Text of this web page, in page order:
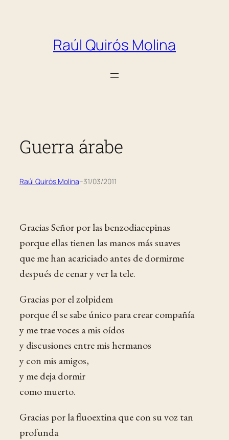
Raúl Quirós Molina
Guerra árabe
Raúl Quirós Molina–31/03/2011
Gracias Señor por las benzodiacepinas
porque ellas tienen las manos más suaves
que me han acariciado antes de dormirme
después de cenar y ver la tele.
Gracias por el zolpidem
porque él se sabe único para crear compañía
y me trae voces a mis oídos
y discusiones entre mis hermanos
y con mis amigos,
y me deja dormir
como muerto.
Gracias por la fluoextina que con su voz tan
profunda